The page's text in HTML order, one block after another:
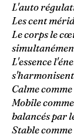
L'auto
Les cent
Le corps le
L'essence
s'harmonisent
Calme
Mobile
balancés par
Stable